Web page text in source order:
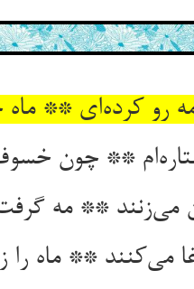
می‌‌زنند ** مه
می‌‌کنند ** ماه را